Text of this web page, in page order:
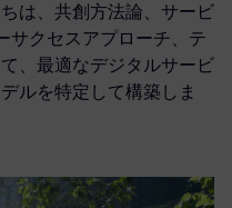
は、共創方法論、サービ
サクセスアプローチ、テ
、最適なデジタルサービ
ルを特定して構築しま